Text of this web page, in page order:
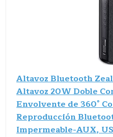
Altavoz Bluetooth
Altavoz 20W Doble
Envolvente de 360°
Reproducción
Impermeable-AUX,